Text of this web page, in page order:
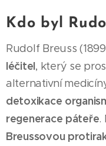
Kdo byl
Rudolf Breuss
léčitel, který se
alternativní
detoxikace
regenerace páteře.
Breussovou